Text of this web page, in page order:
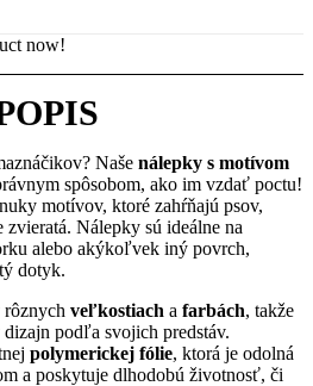
now!
Naše nálepky s motívom
spôsobom, ako im vzdať poctu!
motívov, ktoré zahŕňajú psov,
Nálepky sú ideálne na
alebo akýkoľvek iný povrch,
dotyk.
rôznych veľkostiach a farbách, takže
podľa svojich predstáv.
polymerickej fólie, ktorá je odolná
a poskytuje dlhodobú životnosť, či